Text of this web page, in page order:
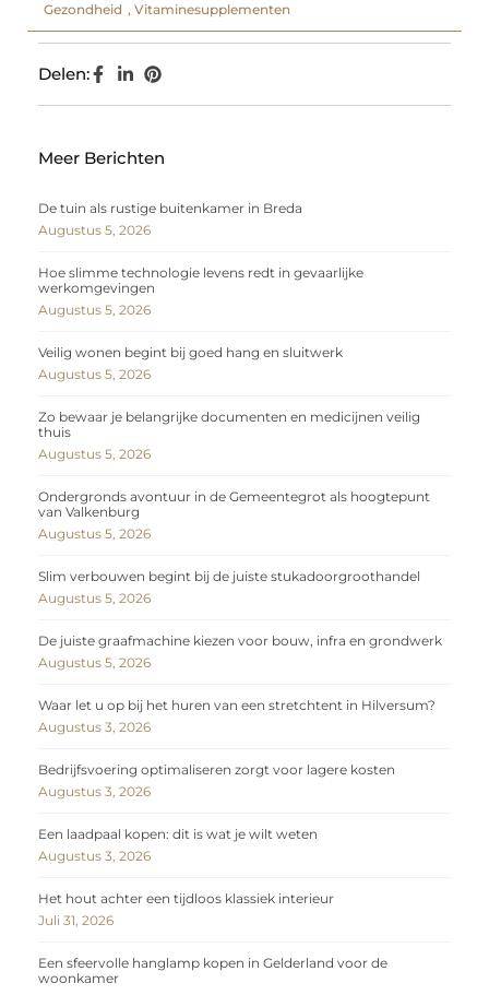
Gezondheid , Vitaminesupplementen
Delen:
Meer Berichten
De tuin als rustige buitenkamer in Breda
Augustus 5, 2026
Hoe slimme technologie levens redt in gevaarlijke
werkomgevingen
Augustus 5, 2026
Veilig wonen begint bij goed hang en sluitwerk
Augustus 5, 2026
Zo bewaar je belangrijke documenten en medicijnen veilig
thuis
Augustus 5, 2026
Ondergronds avontuur in de Gemeentegrot als hoogtepunt
van Valkenburg
Augustus 5, 2026
Slim verbouwen begint bij de juiste stukadoorgroothandel
Augustus 5, 2026
De juiste graafmachine kiezen voor bouw, infra en grondwerk
Augustus 5, 2026
Waar let u op bij het huren van een stretchtent in Hilversum?
Augustus 3, 2026
Bedrijfsvoering optimaliseren zorgt voor lagere kosten
Augustus 3, 2026
Een laadpaal kopen: dit is wat je wilt weten
Augustus 3, 2026
Het hout achter een tijdloos klassiek interieur
Juli 31, 2026
Een sfeervolle hanglamp kopen in Gelderland voor de
woonkamer